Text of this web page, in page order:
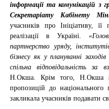
інформації та комунікацій з
Секретаріату Кабінету
учасників про Ініціативу,
реалізації в Україні.
партнерство уряду,
бізнесу як у плануванні
спільна відповідальність за
Н.Окша. Крім того, Н.Окша
пропозицій до
закликала учасників подавати